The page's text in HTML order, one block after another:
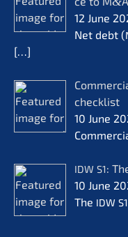
12 June
Net debt (
[…]
check­list
10 June
IDW S1:
10 June
The IDW S1